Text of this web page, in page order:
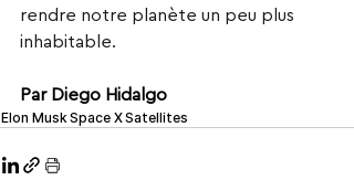
rendre notre planète un peu plus
inhabitable.
Par Diego Hidalgo
Elon MuskSpace XSatellites